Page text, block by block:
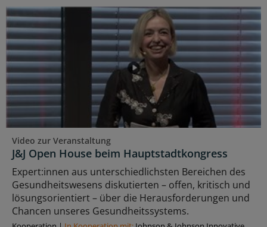
Video zur Veranstaltung
J&J Open House beim Hauptstadtkongress
Expert:innen aus unterschiedlichsten Bereichen des
Gesundheitswesens diskutierten – offen, kritisch und
lösungsorientiert – über die Herausforderungen und
Chancen unseres Gesundheitssystems.